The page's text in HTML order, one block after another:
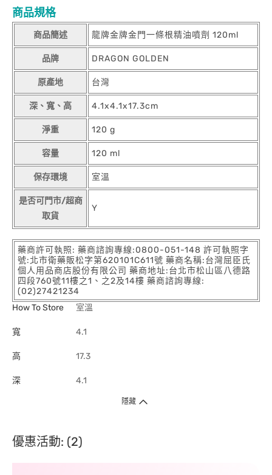
商品規格
商品簡述 龍牌金牌金門一條根精油噴劑 120ml
品牌 DRAGON GOLDEN
原產地 台灣
深、寬、高 4.1x4.1x17.3cm
淨重 120 g
容量 120 ml
保存環境 室溫
是否可門市/超商
取貨
Y
藥商許可執照: 藥商諮詢專線:0800-051-148 許可執照字
號:北市衛藥販松字第620101C611號 藥商名稱:台灣屈臣氏
個人用品商店股份有限公司 藥商地址:台北市松山區八德路
四段760號11樓之1、之2及14樓 藥商諮詢專線:
(02)27421234
How To Store
室溫
寬 4.1
高 17.3
深 4.1
隱藏
優惠活動: (2)